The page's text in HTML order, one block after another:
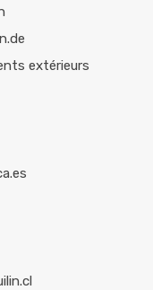
extérieurs